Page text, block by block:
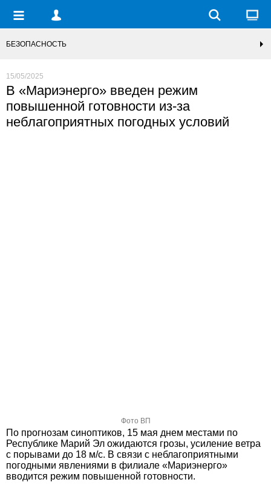
БЕЗОПАСНОСТЬ
15/05/2025
В «Мариэнерго» введен режим
повышенной готовности из-за
неблагоприятных погодных условий
Фото ВП
По прогнозам синоптиков, 15 мая днем местами по
Республике Марий Эл ожидаются грозы, усиление ветра
с порывами до 18 м/с. В связи с неблагоприятными
погодными явлениями в филиале «Мариэнерго»
вводится режим повышенной готовности.